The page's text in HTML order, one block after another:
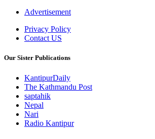
Advertisement
Privacy Policy
Contact US
Our Sister Publications
KantipurDaily
The Kathmandu Post
saptahik
Nepal
Nari
Radio Kantipur